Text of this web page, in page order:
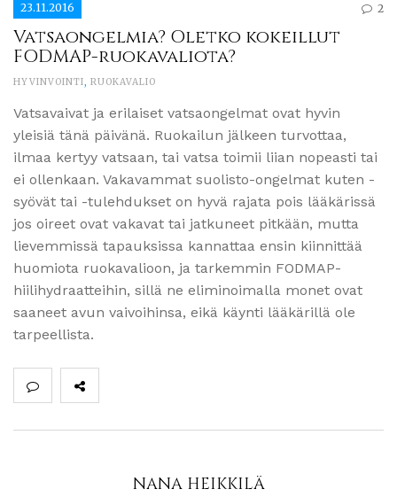
23.11.2016 2
Vatsaongelmia? Oletko kokeillut
FODMAP-ruokavaliota?
HYVINVOINTI, RUOKAVALIO
Vatsavaivat ja erilaiset vatsaongelmat ovat hyvin
yleisiä tänä päivänä. Ruokailun jälkeen turvottaa,
ilmaa kertyy vatsaan, tai vatsa toimii liian nopeasti tai
ei ollenkaan. Vakavammat suolisto-ongelmat kuten -
syövät tai -tulehdukset on hyvä rajata pois lääkärissä
jos oireet ovat vakavat tai jatkuneet pitkään, mutta
lievemmissä tapauksissa kannattaa ensin kiinnittää
huomiota ruokavalioon, ja tarkemmin FODMAP-
hiilihydraatteihin, sillä ne eliminoimalla monet ovat
saaneet avun vaivoihinsa, eikä käynti lääkärillä ole
tarpeellista.
NANA HEIKKILÄ